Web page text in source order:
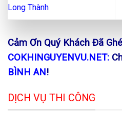
Long Thành
Cảm Ơn Quý Khách Đã
COKHINGUYENVU.NET:
BÌNH AN!
DỊCH VỤ THI CÔNG